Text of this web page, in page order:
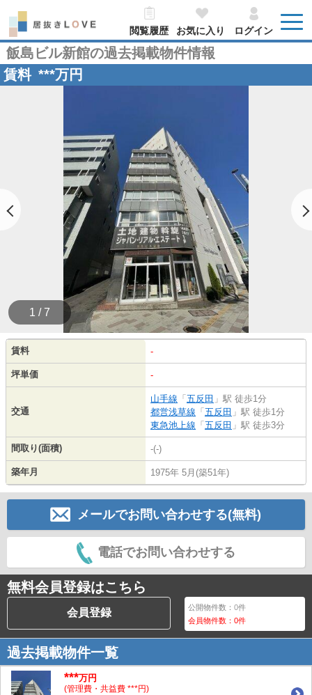
閲覧履歴 お気に入り ログイン
飯島ビル新館の過去掲載物件情報
賃料 ***万円
1 / 7
賃料 -
坪単価 -
交通
山手線 「 五反田 」駅 徒歩1分
都営浅草線 「 五反田 」駅 徒歩1分
東急池上線 「 五反田 」駅 徒歩3分
間取り(面積) -(-)
築年月 1975年 5月(築51年)
メールでお問い合わせする(無料)
電話でお問い合わせする
無料会員登録はこちら
会員登録 公開物件数：0件
会員物件数：0件
過去掲載物件一覧
***万円
(管理費・共益費 ***円)